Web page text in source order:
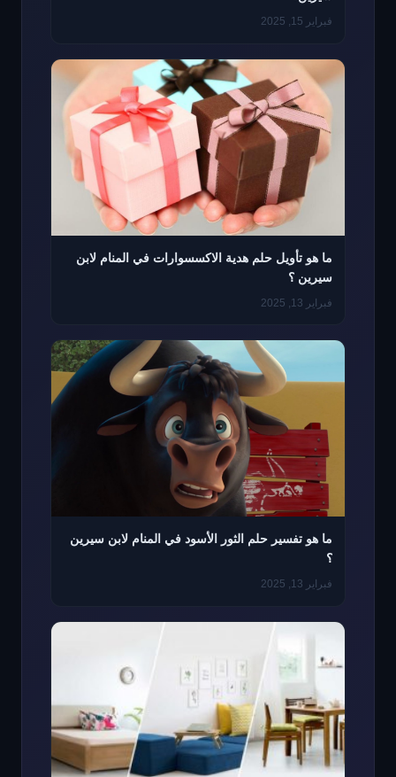
فبراير 15, 2025
ما هو تأويل حلم هدية الاكسسوارات في المنام لابن
سيرين ؟
فبراير 13, 2025
ما هو تفسير حلم الثور الأسود في المنام لابن سيرين
؟
فبراير 13, 2025